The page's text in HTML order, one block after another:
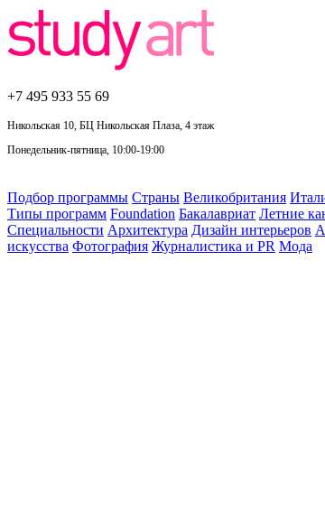
+7 495 933 55 69
Никольская 10, БЦ Никольская Плаза, 4 этаж
Понедельник-пятница, 10:00-19:00
Подбор программы Страны Великобритания
Типы программ Foundation Бакалавриат Летние
Специальности Архитектура Дизайн интерьеров
искусства Фотография Журналистика и PR Мода